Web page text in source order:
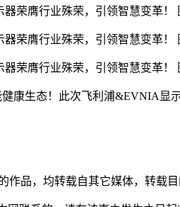
康生态！此次飞利浦&EVNIA显
作品，均转载自其它媒体，转载